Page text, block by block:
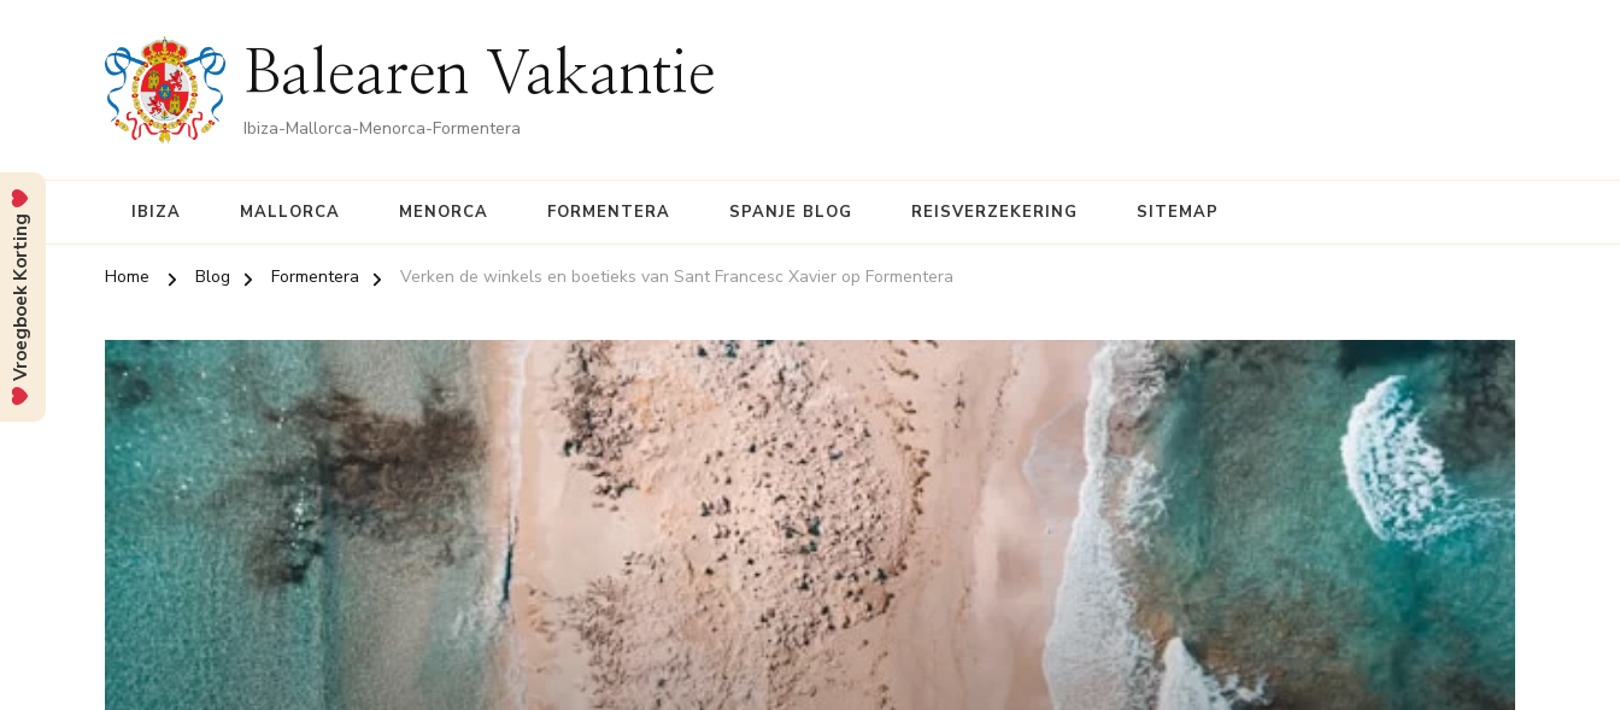
Balearen Vakantie
Ibiza-Mallorca-Menorca-Formentera
IBIZA MALLORCA MENORCA FORMENTERA SPANJE BLOG REISVERZEKERING SITEMAP
Home Blog Formentera Verken de winkels en boetieks van Sant Francesc Xavier op Formentera
Vroegboek Korting